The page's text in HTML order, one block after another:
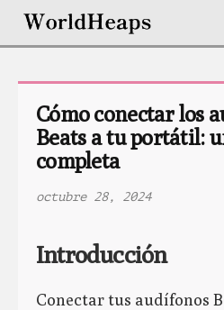
Cómo conectar los
Beats a tu portátil:
completa
octubre 28, 2024
Introducción
Conectar tus audífonos